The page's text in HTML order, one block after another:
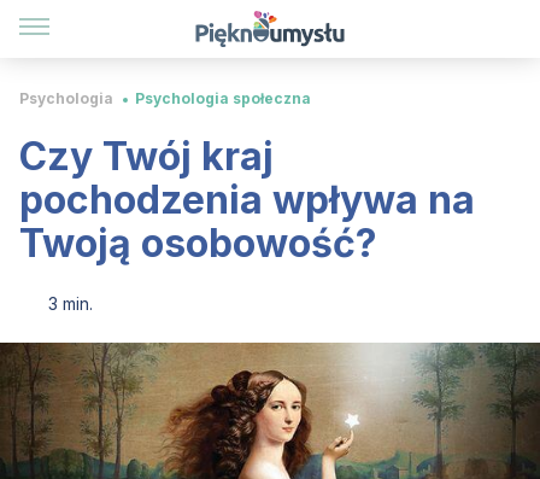
Psychologia Psychologia społeczna
Czy Twój kraj
pochodzenia wpływa na
Twoją osobowość?
3 min.